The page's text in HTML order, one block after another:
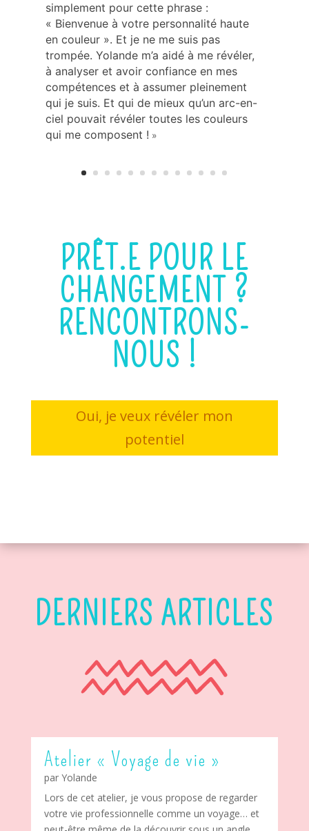
simplement pour cette phrase :
« Bienvenue à votre personnalité haute
en couleur ». Et je ne me suis pas
trompée. Yolande m’a aidé à me révéler,
à analyser et avoir confiance en mes
compétences et à assumer pleinement
qui je suis. Et qui de mieux qu’un arc-en-
ciel pouvait révéler toutes les couleurs
qui me composent ! »
PRÊT.E POUR LE
CHANGEMENT ?
RENCONTRONS-
NOUS !
Oui, je veux révéler mon
potentiel
DERNIERS ARTICLES
Atelier « Voyage de vie »
par Yolande
Lors de cet atelier, je vous propose de regarder
votre vie professionnelle comme un voyage… et